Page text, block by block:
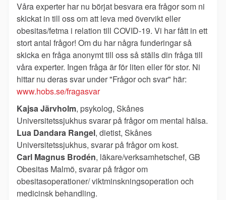
Våra experter har nu börjat besvara era frågor som ni
skickat in till oss om att leva med övervikt eller
obesitas/fetma i relation till COVID-19. Vi har fått in ett
stort antal frågor! Om du har några funderingar så
skicka en fråga anonymt till oss så ställs din fråga till
våra experter. Ingen fråga är för liten eller för stor. Ni
hittar nu deras svar under "Frågor och svar" här:
www.hobs.se/fragasvar
Kajsa Järvholm, psykolog, Skånes
Universitetssjukhus svarar på frågor om mental hälsa.
Lua Dandara Rangel, dietist, Skånes
Universitetssjukhus, svarar på frågor om kost.
Carl Magnus Brodén, läkare/verksamhetschef, GB
Obesitas Malmö, svarar på frågor om
obesitasoperationer/ viktminskningsoperation och
medicinsk behandling.